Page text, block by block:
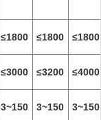
≤1800 ≤1800 ≤1800
≤3000 ≤3200 ≤4000
3~150 3~150 3~150